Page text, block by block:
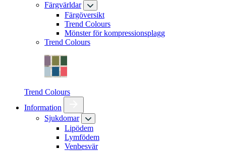
Färgvärldar
Färgöversikt
Trend Colours
Mönster för kompressionsplagg
Trend Colours
Trend Colours
Information
Sjukdomar
Lipödem
Lymfödem
Venbesvär